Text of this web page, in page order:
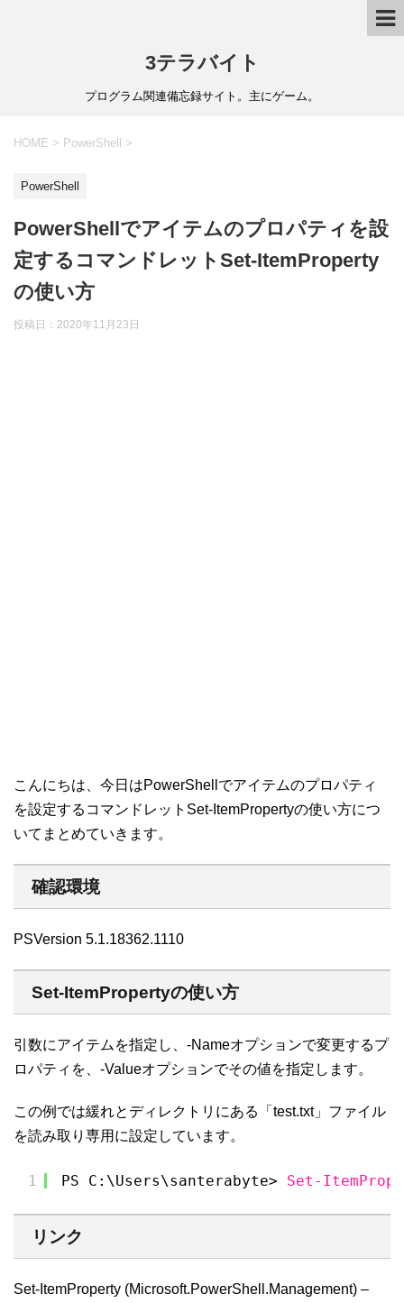
3テラバイト
プログラム関連備忘録サイト。主にゲーム。
HOME > PowerShell >
PowerShell
PowerShellでアイテムのプロパティを設
定するコマンドレットSet-ItemProperty
の使い方
投稿日： 2020年11月23日
こんにちは、今日はPowerShellでアイテムのプロパティ
を設定するコマンドレットSet-ItemPropertyの使い方につ
いてまとめていきます。
確認環境
PSVersion 5.1.18362.1110
Set-ItemPropertyの使い方
引数にアイテムを指定し、-Nameオプションで変更するプ
ロパティを、-Valueオプションでその値を指定します。
この例では緩れとディレクトリにある「test.txt」ファイル
を読み取り専用に設定しています。
1 PS C:\Users\santerabyte> Set-
リンク
Set-ItemProperty (Microsoft.PowerShell.Management) –